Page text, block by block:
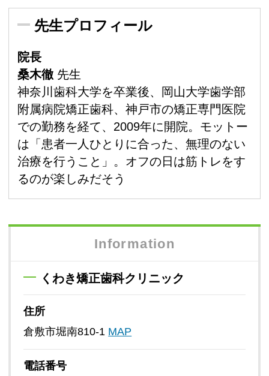
先生プロフィール
院長
桑木徹 先生
神奈川歯科大学を卒業後、岡山大学歯学部
附属病院矯正歯科、神戸市の矯正専門医院
での勤務を経て、2009年に開院。モットー
は「患者一人ひとりに合った、無理のない
治療を行うこと」。オフの日は筋トレをす
るのが楽しみだそう
Information
くわき矯正歯科クリニック
住所
倉敷市堀南810-1 MAP
電話番号